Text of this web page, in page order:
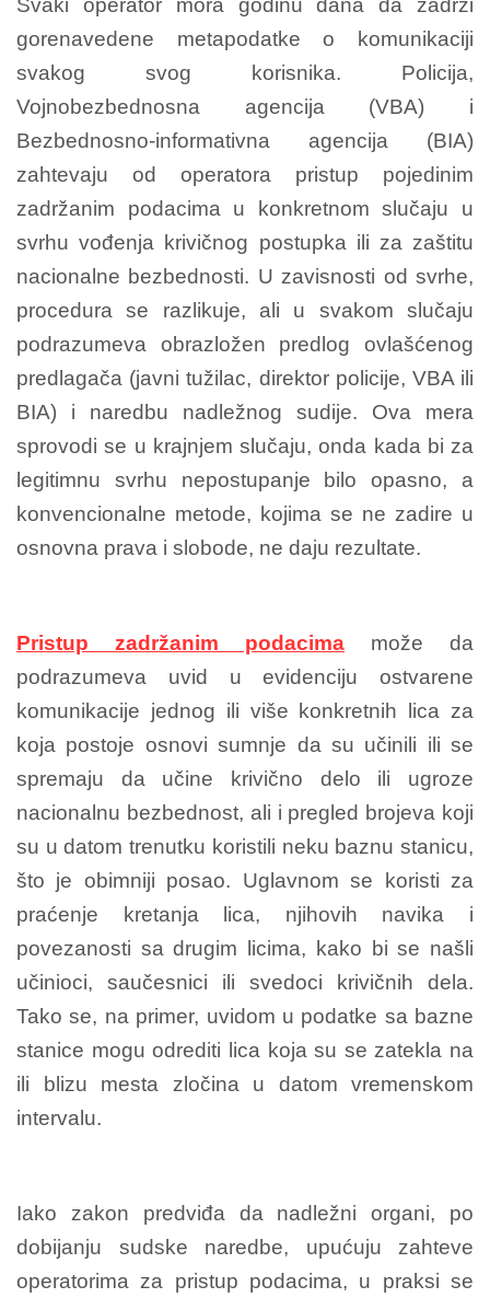
gorenavedene metapodatke o komunikaciji
svakog svog korisnika. Policija,
Vojnobezbednosna agencija (VBA) i
Bezbednosno-informativna agencija (BIA)
zahtevaju od operatora pristup pojedinim
zadržanim podacima u konkretnom slučaju u
svrhu vođenja krivičnog postupka ili za zaštitu
nacionalne bezbednosti. U zavisnosti od svrhe,
procedura se razlikuje, ali u svakom slučaju
podrazumeva obrazložen predlog ovlašćenog
predlagača (javni tužilac, direktor policije, VBA ili
BIA) i naredbu nadležnog sudije. Ova mera
sprovodi se u krajnjem slučaju, onda kada bi za
legitimnu svrhu nepostupanje bilo opasno, a
konvencionalne metode, kojima se ne zadire u
osnovna prava i slobode, ne daju rezultate.
Pristup zadržanim podacima može da
podrazumeva uvid u evidenciju ostvarene
komunikacije jednog ili više konkretnih lica za
koja postoje osnovi sumnje da su učinili ili se
spremaju da učine krivično delo ili ugroze
nacionalnu bezbednost, ali i pregled brojeva koji
su u datom trenutku koristili neku baznu stanicu,
što je obimniji posao. Uglavnom se koristi za
praćenje kretanja lica, njihovih navika i
povezanosti sa drugim licima, kako bi se našli
učinioci, saučesnici ili svedoci krivičnih dela.
Tako se, na primer, uvidom u podatke sa bazne
stanice mogu odrediti lica koja su se zatekla na
ili blizu mesta zločina u datom vremenskom
intervalu.
Iako zakon predviđa da nadležni organi, po
dobijanju sudske naredbe, upućuju zahteve
operatorima za pristup podacima, u praksi se